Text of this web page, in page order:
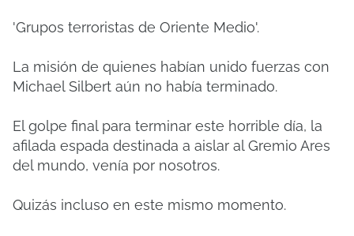
'Grupos terroristas de Oriente Medio'.
La misión de quienes habían unido fuerzas con
Michael Silbert aún no había terminado.
El golpe final para terminar este horrible día, la
afilada espada destinada a aislar al Gremio Ares
del mundo, venía por nosotros.
Quizás incluso en este mismo momento.